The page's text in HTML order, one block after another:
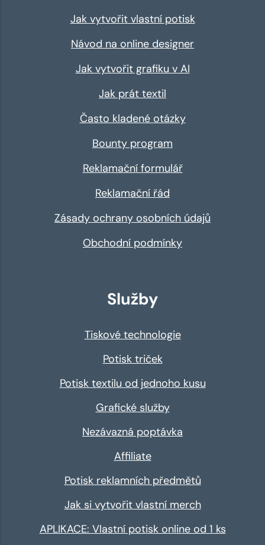
Jak vytvořit vlastní potisk
Návod na online designer
Jak vytvořit grafiku v AI
Jak prát textil
Často kladené otázky
Bounty program
Reklamační formulář
Reklamační řád
Zásady ochrany osobních údajů
Obchodní podmínky
Služby
Tiskové technologie
Potisk triček
Potisk textilu od jednoho kusu
Grafické služby
Nezávazná poptávka
Affiliate
Potisk reklamních předmětů
Jak si vytvořit vlastní merch
APLIKACE: Vlastní potisk online od 1 ks